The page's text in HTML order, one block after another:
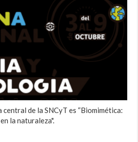
de la SNCyT es “Biomimética:
la naturaleza".